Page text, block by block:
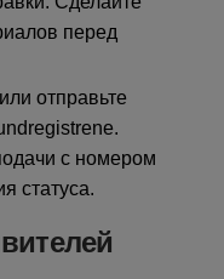
перед
отправьте
с номером
статуса.